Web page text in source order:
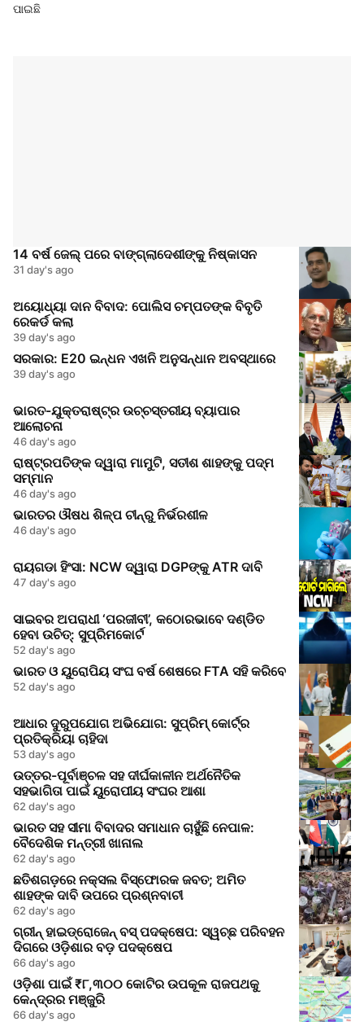
ପାଇଛି
14 ବର୍ଷ ଜେଲ୍ ପରେ ବାଙ୍ଗ୍ଲାଦେଶୀଙ୍କୁ ନିଷ୍କାସନ
31 day's ago
ଅୟୋଧ୍ୟା ଦାନ ବିବାଦ: ପୋଲିସ ଚମ୍ପତଙ୍କ ବିବୃତି
ରେକର୍ଡ କଲା
39 day's ago
ସରକାର: E20 ଇନ୍ଧନ ଏଖନି ଅନୁସନ୍ଧାନ ଅବସ୍ଥାରେ
39 day's ago
ଭାରତ-ଯୁକ୍ତରାଷ୍ଟ୍ର ଉଚ୍ଚସ୍ତରୀୟ ବ୍ୟାପାର
ଆଲୋଚନା
46 day's ago
ରାଷ୍ଟ୍ରପତିଙ୍କ ଦ୍ୱାରା ମାମୁଟି, ସତୀଶ ଶାହଙ୍କୁ ପଦ୍ମ
ସମ୍ମାନ
46 day's ago
ଭାରତର ଔଷଧ ଶିଳ୍ପ ଚୀନ୍‌ରୁ ନିର୍ଭରଶୀଳ
46 day's ago
ରାୟଗଡା ହିଂସା: NCW ଦ୍ୱାରା DGPଙ୍କୁ ATR ଦାବି
47 day's ago
ସାଇବର ଅପରାଧୀ ‘ପରଜୀବୀ’, କଠୋରଭାବେ ଦଣ୍ଡିତ
ହେବା ଉଚିତ୍: ସୁପ୍ରିମକୋର୍ଟ
52 day's ago
ଭାରତ ଓ ୟୁରୋପିୟ ସଂଘ ବର୍ଷ ଶେଷରେ FTA ସହି କରିବେ
52 day's ago
ଆଧାର ଦୁରୁପଯୋଗ ଅଭିଯୋଗ: ସୁପ୍ରିମ୍ କୋର୍ଟ୍‌ର
ପ୍ରତିକ୍ରିୟା ଚାହିଦା
53 day's ago
ଉତ୍ତର-ପୂର୍ବାଞ୍ଚଳ ସହ ଦୀର୍ଘକାଳୀନ ଅର୍ଥନୈତିକ
ସହଭାଗିତା ପାଇଁ ୟୁରୋପୀୟ ସଂଘର ଆଶା
62 day's ago
ଭାରତ ସହ ସୀମା ବିବାଦର ସମାଧାନ ଚାହୁଁଛି ନେପାଳ:
ବୈଦେଶିକ ମନ୍ତ୍ରୀ ଖାନାଲ
62 day's ago
ଛତିଶଗଡ଼ରେ ନକ୍ସଲ ବିସ୍ଫୋରକ ଜବତ; ଅମିତ
ଶାହଙ୍କ ଦାବି ଉପରେ ପ୍ରଶ୍ନବାଚୀ
62 day's ago
ଗ୍ରୀନ୍ ହାଇଡ୍ରୋଜେନ୍ ବସ୍ ପଦକ୍ଷେପ: ସ୍ୱଚ୍ଛ ପରିବହନ
ଦିଗରେ ଓଡ଼ିଶାର ବଡ଼ ପଦକ୍ଷେପ
66 day's ago
ଓଡ଼ିଶା ପାଇଁ ₹୮,୩୦୦ କୋଟିର ଉପକୂଳ ରାଜପଥକୁ
କେନ୍ଦ୍ରର ମଞ୍ଜୁରି
66 day's ago